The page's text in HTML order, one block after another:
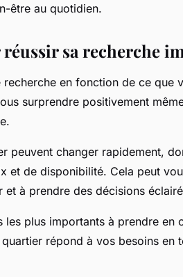
être au quotidien.
sa recherche
en fonction de ce que
surprendre positivement
peuvent changer rapidement,
et de disponibilité. Cela peut
à prendre des décisions
les plus importants à prendre en
répond à vos besoins en